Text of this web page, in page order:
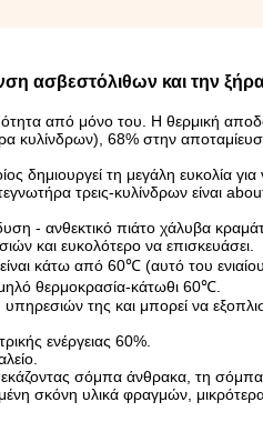
ασβεστόλιθων και την
από μόνο του. Η θερμική
κυλίνδρων), 68% στην
δημιουργεί τη μεγάλη ευκολία για
τρεις-κυλίνδρων είναι
- ανθεκτικό πιάτο χάλυβα
και ευκολότερο να επισκευάσει.
κάτω από 60℃ (αυτό του
θερμοκρασία-κάτωθι 60℃.
της και μπορεί να
ενέργειας 60%.
σόμπα άνθρακα, τη σόμπα
σκόνη υλικά φραγμών,